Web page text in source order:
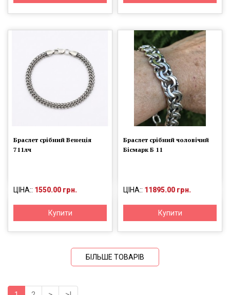
Браслет срібний Венеція
711лч
ЦІНА:: 1550.00 грн.
Купити
Браслет срібний чоловічий
Бісмарк Б 11
ЦІНА:: 11895.00 грн.
Купити
БІЛЬШЕ ТОВАРІВ